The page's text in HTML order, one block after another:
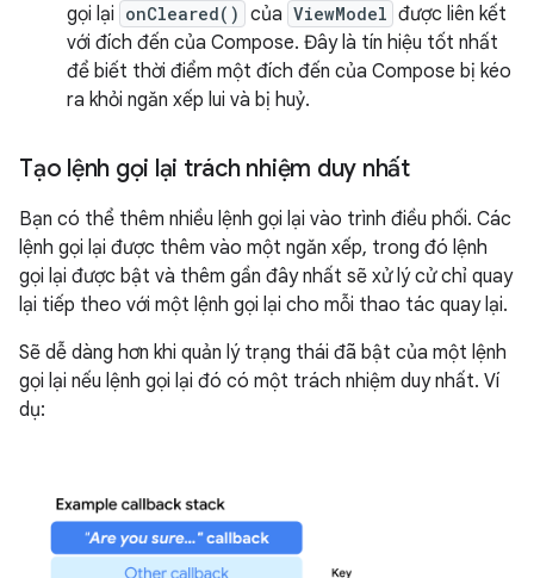
gọi lại onCleared() của ViewModel được liên kết
với đích đến của Compose. Đây là tín hiệu tốt nhất
để biết thời điểm một đích đến của Compose bị kéo
ra khỏi ngăn xếp lui và bị huỷ.
Tạo lệnh gọi lại trách nhiệm duy nhất
Bạn có thể thêm nhiều lệnh gọi lại vào trình điều phối. Các
lệnh gọi lại được thêm vào một ngăn xếp, trong đó lệnh
gọi lại được bật và thêm gần đây nhất sẽ xử lý cử chỉ quay
lại tiếp theo với một lệnh gọi lại cho mỗi thao tác quay lại.
Sẽ dễ dàng hơn khi quản lý trạng thái đã bật của một lệnh
gọi lại nếu lệnh gọi lại đó có một trách nhiệm duy nhất. Ví
dụ: